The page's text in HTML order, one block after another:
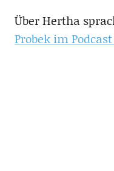
Über Hertha
Probek im